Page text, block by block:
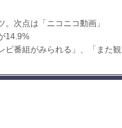
次点は「ニコニコ動画」
14.9%
ビ番組がみられる」、「また